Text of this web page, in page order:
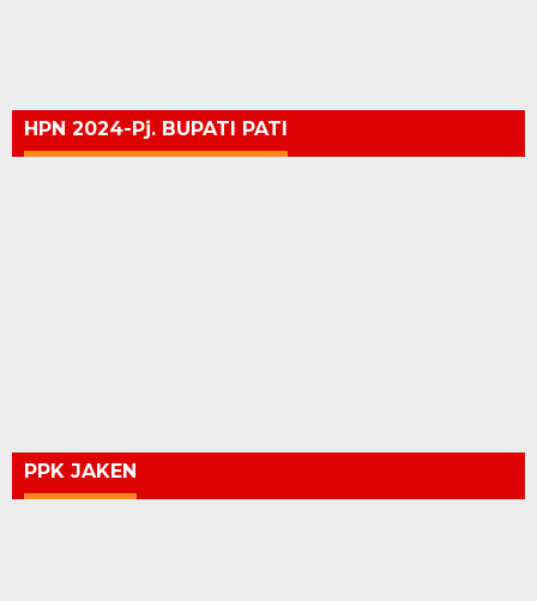
HPN 2024-Pj. BUPATI PATI
PPK JAKEN